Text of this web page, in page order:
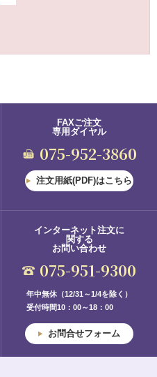
FAXご注文
専用ダイヤル
075-952-3860
注文用紙(PDF)はこちら
インターネット注文に
関する
お問い合わせ
075-951-9300
年中無休（12/31～1/4を除く）
受付時間10：00～18：00
お問合せフォーム